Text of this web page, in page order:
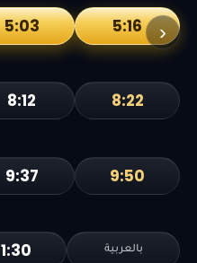
›
5:03 5:16
8:12 8:22
9:37 9:50
1:30 بالعربية